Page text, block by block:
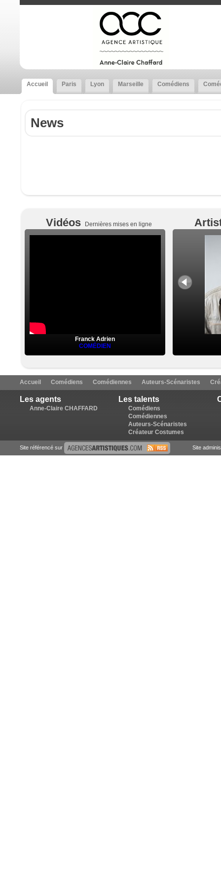
Accueil Paris Lyon Marseille Comédiens
News
Vidéos Dernières mises en ligne
Franck Adrien
COMÉDIEN
Accueil Comédiens Comédiennes Auteurs-Scénaristes
Les agents
Anne-Claire CHAFFARD
Les talents
Comédiens
Comédiennes
Auteurs-Scénaristes
Créateur Costumes
Site référencé sur Site